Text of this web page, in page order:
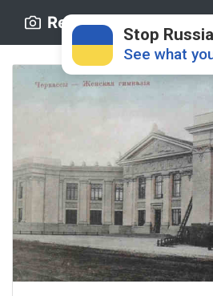
Retro.ck.ua
Stop
See what
Donate
Support